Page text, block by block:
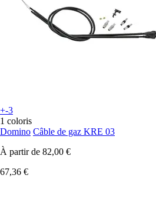
+-3
1 coloris
Domino Câble de gaz KRE 03
À partir de 82,00 €
67,36 €